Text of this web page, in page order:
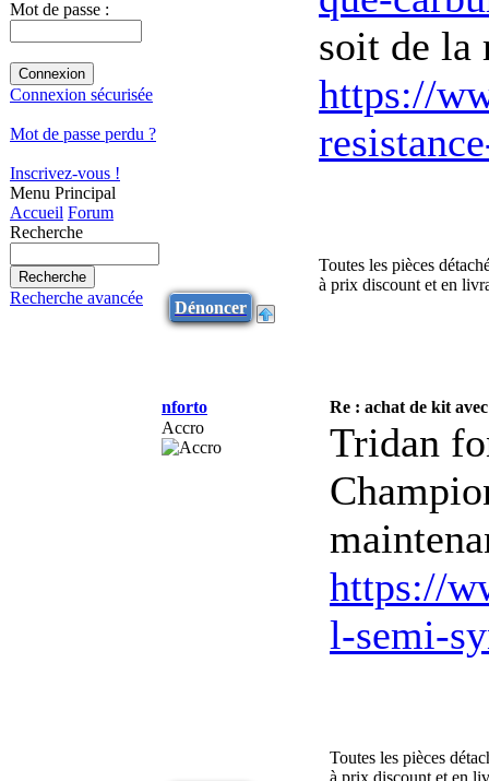
Mot de passe :
Connexion sécurisée
Mot de passe perdu ?
Inscrivez-vous !
Menu Principal
Accueil Forum
Recherche
Recherche avancée
soit de la
https://
Toutes les pièces
à prix discount et en
Dénoncer
nforto
Re : achat de kit avec
Accro
Tridan
https://
l-semi-
Toutes les pièces